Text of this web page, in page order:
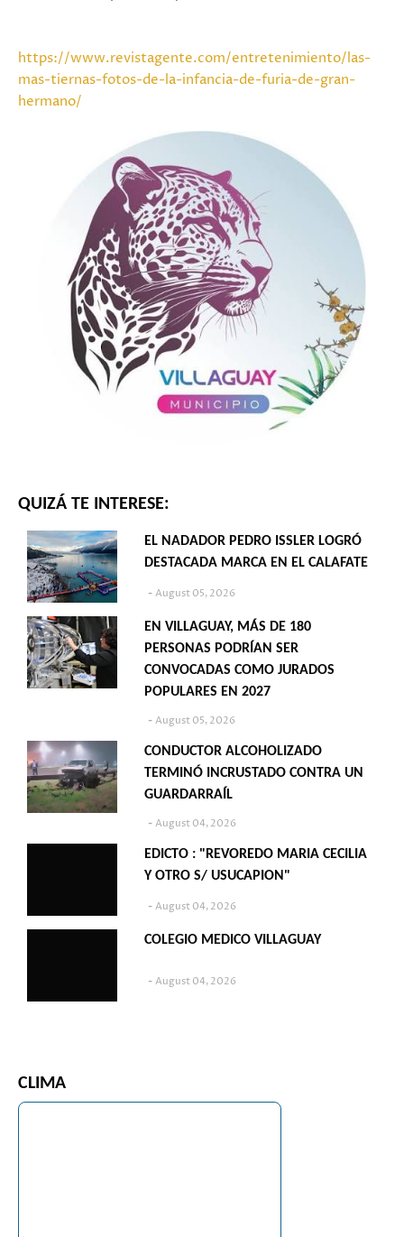
https://www.revistagente.com/entretenimiento/las-
mas-tiernas-fotos-de-la-infancia-de-furia-de-gran-
hermano/
QUIZÁ TE INTERESE:
EL NADADOR PEDRO ISSLER LOGRÓ
DESTACADA MARCA EN EL CALAFATE
August 05, 2026
EN VILLAGUAY, MÁS DE 180
PERSONAS PODRÍAN SER
CONVOCADAS COMO JURADOS
POPULARES EN 2027
August 05, 2026
CONDUCTOR ALCOHOLIZADO
TERMINÓ INCRUSTADO CONTRA UN
GUARDARRAÍL
August 04, 2026
EDICTO : "REVOREDO MARIA CECILIA
Y OTRO S/ USUCAPION"
August 04, 2026
COLEGIO MEDICO VILLAGUAY
August 04, 2026
CLIMA